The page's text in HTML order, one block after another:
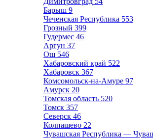
Барыш 9
Чеченская Республика 553
Грозный 399
Гудермес 46
Аргун 37
Ош 546
Хабаровский край 522
Хабаровск 367
Комсомольск-на-Амуре 97
Амурск 20
Томская область 520
Томск 357
Северск 46
Колпашево 22
Чувашская Республика —